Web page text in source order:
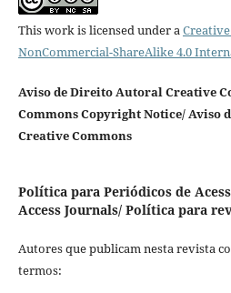
This work is licensed under a
NonCommercial-ShareAlike 4.0
Aviso de Direito Autoral Creative
Commons Copyright Notice/ Aviso
Creative Commons
Política para Periódicos de
Access Journals/ Política para
Autores que publicam nesta revista
termos: